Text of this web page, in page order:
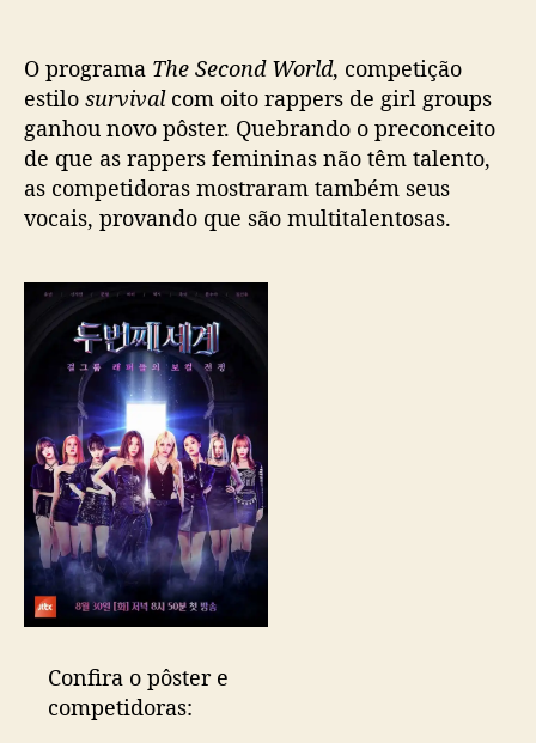
:
J
T
B
C
l
a
O programa The Second World, competição
estilo survivalcom oito rappers de girl groups
ganhou novo pôster. Quebrando o preconceito
de que as rappers femininas não têm talento,
as competidoras mostraram também seus
vocais, provando que são multitalentosas.
Confira o pôster e
competidoras: